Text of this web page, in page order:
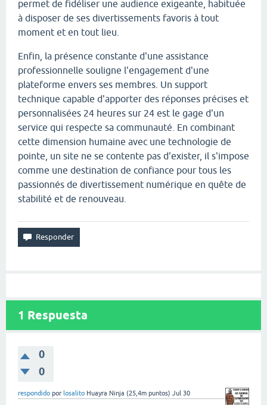
permet de fidéliser une audience exigeante, habituée
à disposer de ses divertissements favoris à tout
moment et en tout lieu.
Enfin, la présence constante d'une assistance
professionnelle souligne l'engagement d'une
plateforme envers ses membres. Un support
technique capable d'apporter des réponses précises et
personnalisées 24 heures sur 24 est le gage d'un
service qui respecte sa communauté. En combinant
cette dimension humaine avec une technologie de
pointe, un site ne se contente pas d'exister, il s'impose
comme une destination de confiance pour tous les
passionnés de divertissement numérique en quête de
stabilité et de renouveau.
1 Respuesta
0
0
respondido por losalito Huayra Ninja (25,4m puntos) Jul 30